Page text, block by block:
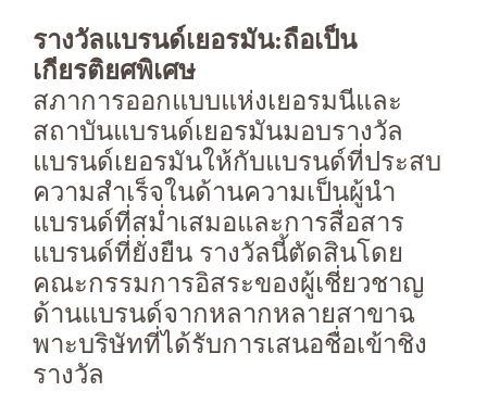
รางวัลแบรนด์เยอรมัน:ถือเป็น
เกียรติยศพิเศษ
สภาการออกแบบแห่งเยอรมนีและ
สถาบันแบรนด์เยอรมันมอบรางวัล
แบรนด์เยอรมันให้กับแบรนด์ที่ประสบ
ความสำเร็จในด้านความเป็นผู้นำ
แบรนด์ที่สม่ำเสมอและการสื่อสาร
แบรนด์ที่ยั่งยืน รางวัลนี้ตัดสินโดย
คณะกรรมการอิสระของผู้เชี่ยวชาญ
ด้านแบรนด์จากหลากหลายสาขาฉ
พาะบริษัทที่ได้รับการเสนอชื่อเข้าชิง
รางวัล